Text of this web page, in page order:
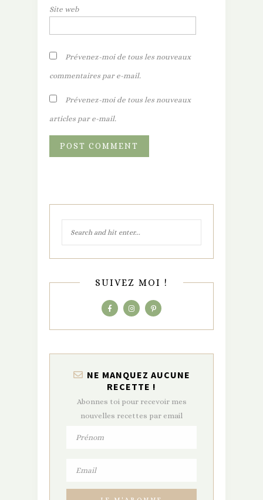
Site web
Prévenez-moi de tous les nouveaux
commentaires par e-mail.
Prévenez-moi de tous les nouveaux
articles par e-mail.
SUIVEZ MOI !
NE MANQUEZ AUCUNE
RECETTE !
Abonnes toi pour recevoir mes
nouvelles recettes par email